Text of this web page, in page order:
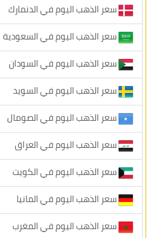
سعر الذهب اليوم في الدنمارك
سعر الذهب اليوم في السعودية
سعر الذهب اليوم في السودان
سعر الذهب اليوم في السويد
سعر الذهب اليوم في الصومال
سعر الذهب اليوم في العراق
سعر الذهب اليوم في الكويت
سعر الذهب اليوم في المانيا
سعر الذهب اليوم في المغرب